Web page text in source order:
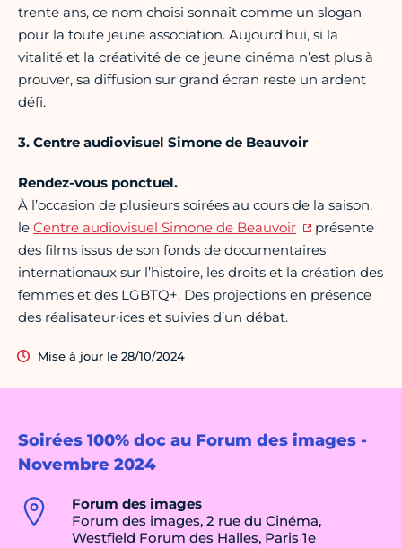
Soirées 100% doc au Forum des images -
Novembre 2024
Forum des images
Forum des images, 2 rue du Cinéma,
Westfield Forum des Halles, Paris 1e
trente ans, ce nom choisi sonnait comme un slogan
pour la toute jeune association. Aujourd’hui, si la
vitalité et la créativité de ce jeune cinéma n’est plus à
prouver, sa diffusion sur grand écran reste un ardent
défi.
3. Centre audiovisuel Simone de Beauvoir
Rendez-vous ponctuel.
À l’occasion de plusieurs soirées au cours de la saison,
le Centre audiovisuel Simone de Beauvoir
présente
des films issus de son fonds de documentaires
internationaux sur l’histoire, les droits et la création des
femmes et des LGBTQ+. Des projections en présence
des réalisateur·ices et suivies d’un débat.
Mise à jour le 28/10/2024